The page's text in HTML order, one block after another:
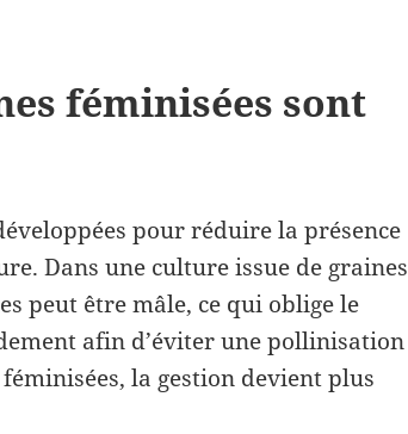
féminisées sont
pour réduire la présence
Dans une culture issue de graines
peut être mâle, ce qui oblige le
afin d’éviter une pollinisation
la gestion devient plus